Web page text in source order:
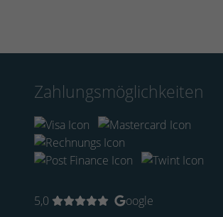
Zahlungsmöglichkeiten
5,0 oogle